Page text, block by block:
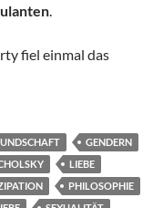
.
fiel einmal das
GENDERN
LIEBE
PHILOSOPHIE